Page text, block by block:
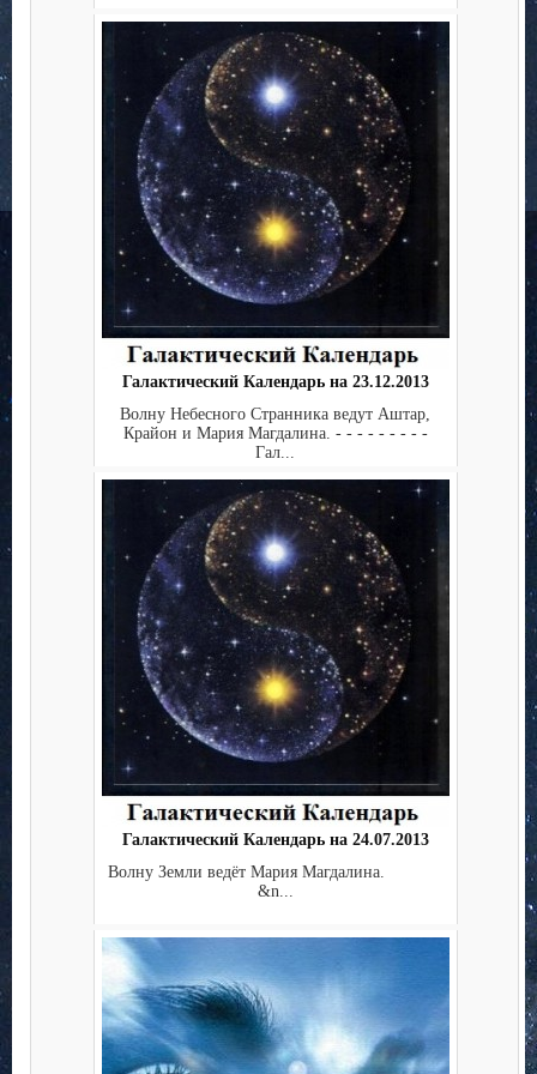
Галактический Календарь на 23.12.2013
Волну Небесного Странника ведут Аштар,
Крайон и Мария Магдалина. - - - - - - - - -
Гал...
Галактический Календарь на 24.07.2013
Волну Земли ведёт Мария Магдалина.
&n...